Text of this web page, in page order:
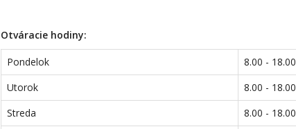
Otváracie hodiny:
Pondelok
8.00 - 18.00
Utorok
8.00 - 18.00
Streda
8.00 - 18.00